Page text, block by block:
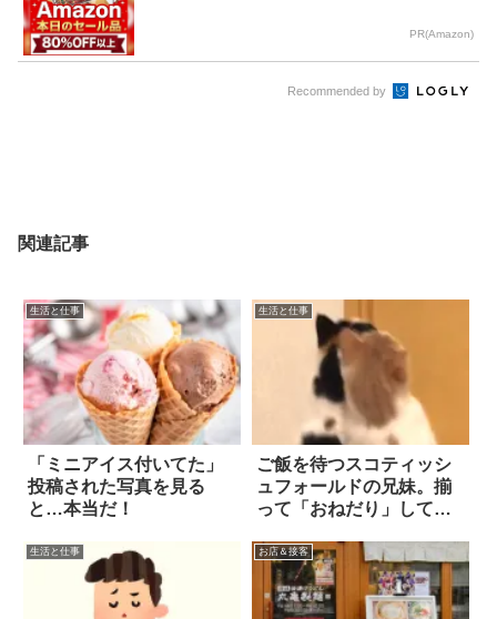
PR(Amazon)
Recommended by
関連記事
生活と仕事
「ミニアイス付いてた」
投稿された写真を見る
と…本当だ！
生活と仕事
ご飯を待つスコティッシ
ュフォールドの兄妹。揃
って「おねだり」してい
に！？
生活と仕事 お店＆接客